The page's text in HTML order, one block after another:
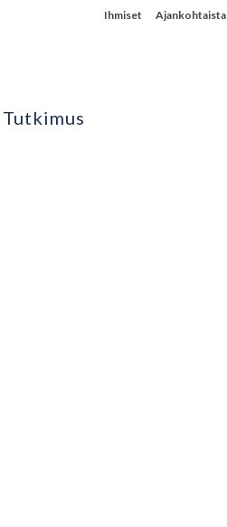
Ihmiset Ajankohtaista
Tutkimus